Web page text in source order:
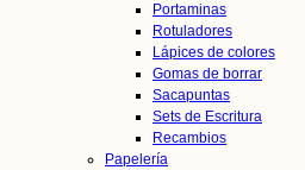
Portaminas
Rotuladores
Lápices de colores
Gomas de borrar
Sacapuntas
Sets de Escritura
Recambios
Papelería